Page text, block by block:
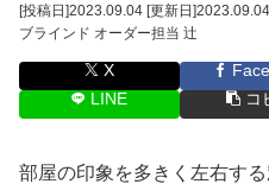
[投稿日]2023.09.04 [更新日]2023.09.04
ブラインド オーダー担当 辻
X
LINE
コ
部屋の印象を多きく左右す